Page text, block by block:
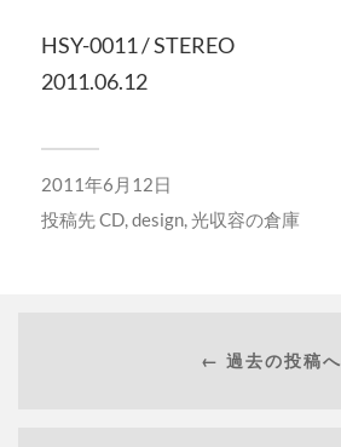
HSY-0011 / STEREO
2011.06.12
2011年6月12日
投稿先CD,design,光収容の倉庫
← 過去の投稿へ